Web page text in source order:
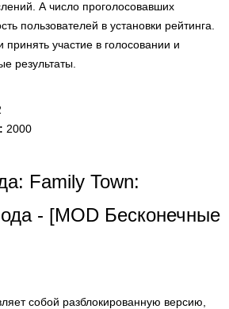
А число проголосовавших
пользователей в установки рейтинга.
участие в голосовании и
результаты.
2000
Family Town:
- [MOD Бесконечные
собой разблокированную версию,